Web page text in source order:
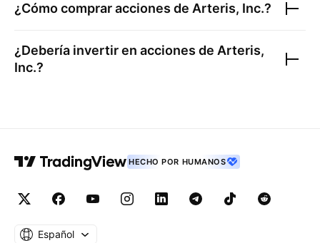
¿Cómo comprar acciones de Arteris, Inc.?
¿Debería invertir en acciones de Arteris,
Inc.?
HECHO POR HUMANOS
Español